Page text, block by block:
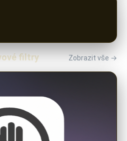
filtry Zobrazit vše →